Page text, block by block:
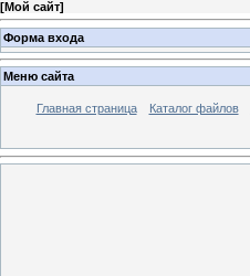
[Мой сайт]
Форма входа
Меню сайта
Главная страница Каталог файлов